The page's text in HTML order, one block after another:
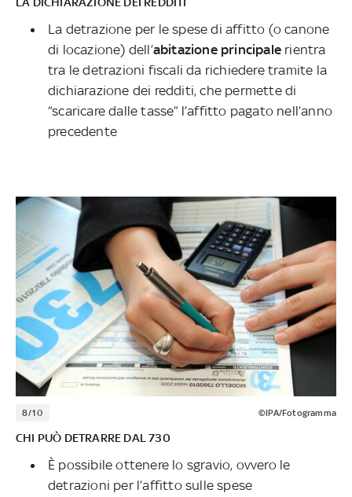
La detrazione per le spese di affitto (o canone
di locazione) dell’abitazione principale rientra
tra le detrazioni fiscali da richiedere tramite la
dichiarazione dei redditi, che permette di
“scaricare dalle tasse” l’affitto pagato nell’anno
precedente
8/10 ©IPA/Fotogramma
CHI PUÒ DETRARRE DAL 730
È possibile ottenere lo sgravio, ovvero le
detrazioni per l’affitto sulle spese